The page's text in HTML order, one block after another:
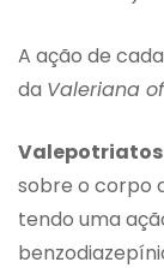
A ação de
da Valeriana
sobre o corpo
tendo uma